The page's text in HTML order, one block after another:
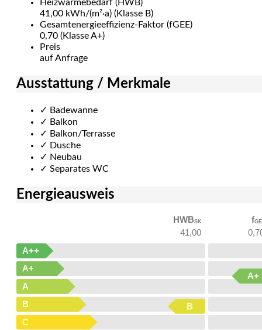
Heizwärmebedarf (HWB)
41,00 kWh/(m²·a) (Klasse B)
Gesamtenergie­effizienz-Faktor (fGEE)
0,70 (Klasse A+)
Preis
auf Anfrage
Ausstattung / Merkmale
✓ Badewanne
✓ Balkon
✓ Balkon/Terrasse
✓ Dusche
✓ Neubau
✓ Separates WC
Energieausweis
HWBSK
41,00
f
A++
A+
A
B
C
A+
B